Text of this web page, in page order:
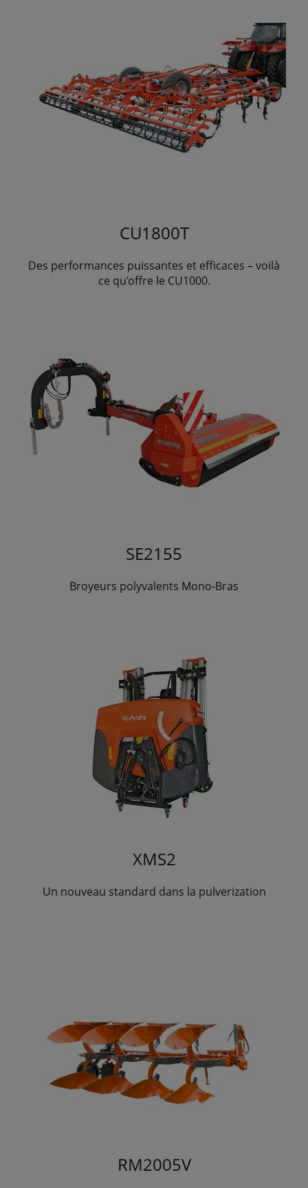
CU1800T
Des performances puissantes et efficaces – voilà
ce qu’offre le CU1000.
SE2155
Broyeurs polyvalents Mono-Bras
XMS2
Un nouveau standard dans la pulverization
RM2005V